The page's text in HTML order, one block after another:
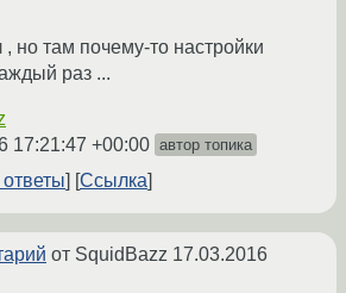
но там почему-то настройки
раз ...
17:21:47 +00:00 автор топика
Ссылка
от SquidBazz 17.03.2016